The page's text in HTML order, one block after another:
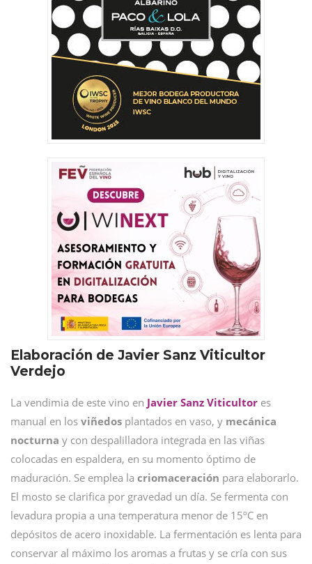
Elaboración de Javier Sanz Viticultor
Verdejo
La vendimia de este vino en Javier Sanz Viticultor es
manual en los viñedos plantados en vaso, y mecánica
nocturna y con despalilladora integrada en las viñas
colocadas en espaldera, en su momento óptimo de
maduración. Se emplea la criomaceración para elaborarlo.
El mosto se clarifica por gravedad un día. Se fermenta con
levadura propia a una temperatura menor de 15ºC en
depósitos de acero inoxidable. La fermentación es lenta para
conservar al máximo los aromas a frutas y se cría con sus